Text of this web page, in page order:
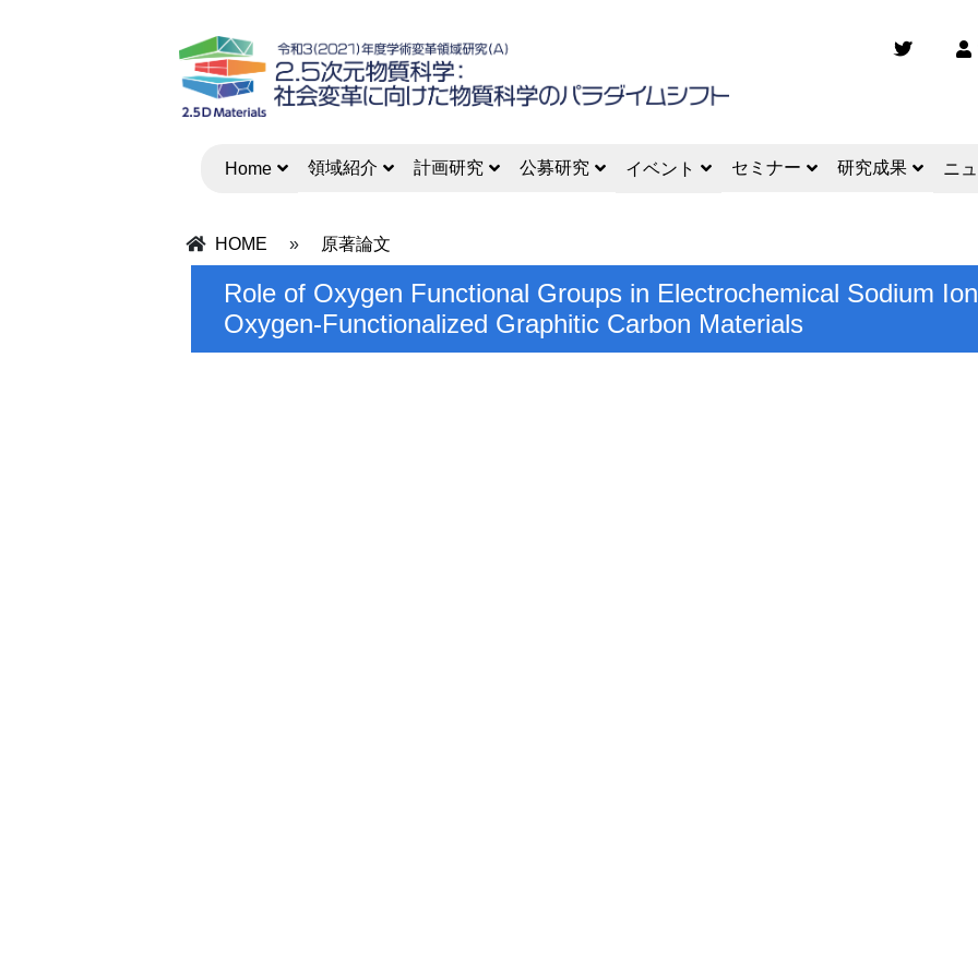
Home 領域紹介 計画研究 公募研究 イベント セミナー 研究成果 ニ
HOME » 原著論文
Role of Oxygen Functional Groups in Electrochemical Sodium
Oxygen-Functionalized Graphitic Carbon Materials